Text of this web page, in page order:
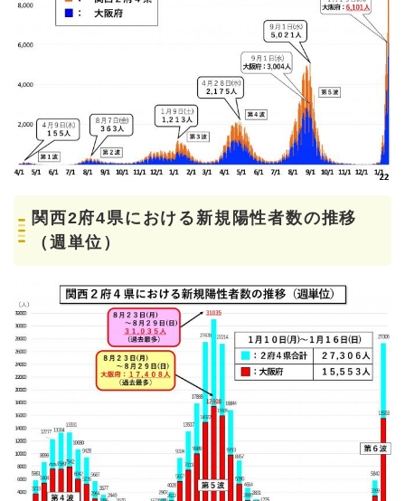
関西2府4県における新規陽性者数の推移
（週単位）